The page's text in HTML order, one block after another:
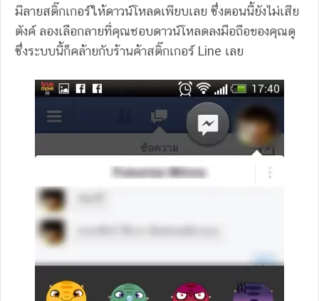
มีลายสติ๊กเกอร์ให้ดาวน์โหลดเพียบเลย ซึ่งตอนนี้ยังไม่เสีย
ตังค์ ลองเลือกลายที่คุณชอบดาวน์โหลดลงมือถือของคุณดู
ซึ่งระบบนี้ก็คล้ายกับร้านค้าสติ๊กเกอร์ Line เลย